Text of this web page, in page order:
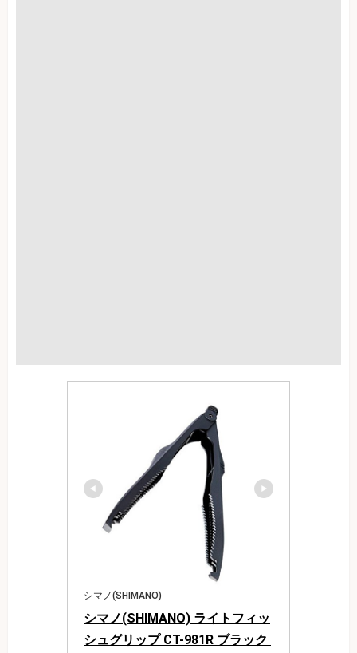
シマノ(SHIMANO)
シマノ(SHIMANO) ライトフィッ
シュグリップ CT-981R ブラック